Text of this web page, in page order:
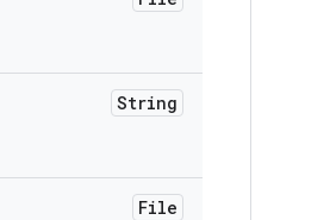
String
File